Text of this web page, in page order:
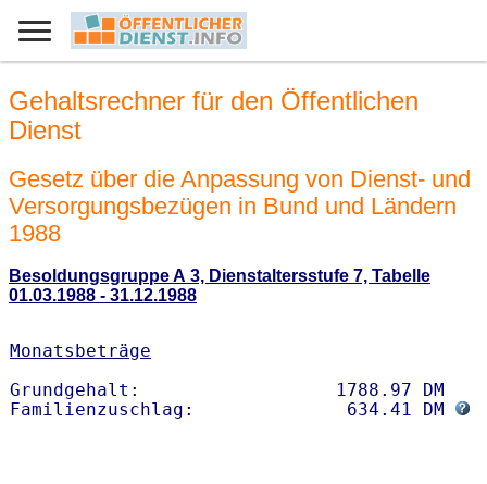
Gehaltsrechner für den Öffentlichen
Dienst
Gesetz über die Anpassung von Dienst- und
Versorgungsbezügen in Bund und Ländern
1988
Besoldungsgruppe A 3, Dienstaltersstufe 7, Tabelle
01.03.1988 - 31.12.1988
Monatsbeträge
Grundgehalt:                  1788.97 DM
Familienzuschlag:              634.41 DM